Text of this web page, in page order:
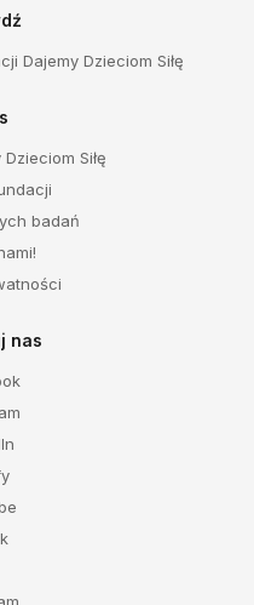
Dajemy Dzieciom Siłę
Siłę
badań
nas